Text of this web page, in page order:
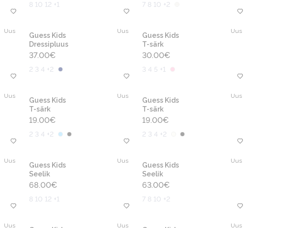
8 10 12 +1 7 8 10 +2
Uus Uus
Guess Kids
Dressipluus
37.00€
2 3 4 +2
Uus
Guess Kids
T-särk
30.00€
3 4 5 +1
Uus Uus
Guess Kids
T-särk
19.00€
2 3 4 +2
Uus
Guess Kids
T-särk
19.00€
2 3 4 +2
Uus Uus
Guess Kids
Seelik
68.00€
8 10 12 +1
Uus
Guess Kids
Seelik
63.00€
7 8 10 +2
Uus Uus Uus